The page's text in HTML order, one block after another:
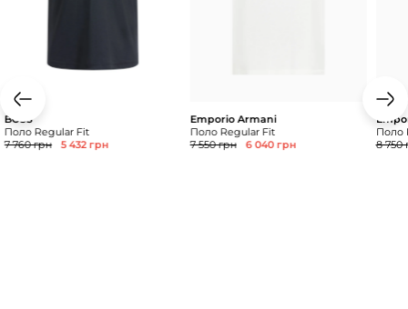
BOSS
Поло Regular Fit
7 760 грн
5 432 грн
Emporio Armani
Поло Regular Fit
7 550 грн
6 040 грн
Поло
8 750